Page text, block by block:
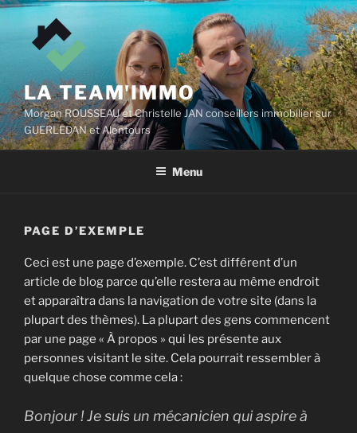
Aller
contenu
LA TEAM'IMMO
Morgan ROUSSEAU et Christelle JAN conseillers immobilier sur
GUERLEDAN et Alentours
Menu
PAGE D’EXEMPLE
Ceci est une page d’exemple. C’est différent d’un
article de blog parce qu’elle restera au même endroit
et apparaîtra dans la navigation de votre site (dans la
plupart des thèmes). La plupart des gens commencent
par une page « À propos » qui les présente aux
personnes visitant le site. Cela pourrait ressembler à
quelque chose comme cela :
Bonjour ! Je suis un mécanicien qui aspire à